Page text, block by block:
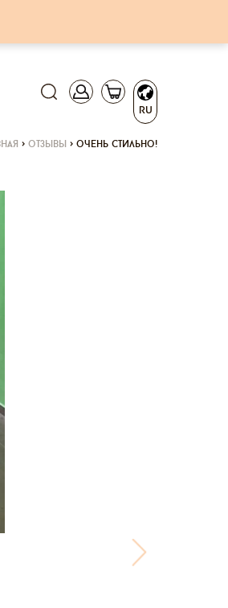
RU
> отзывы > очень стильно!